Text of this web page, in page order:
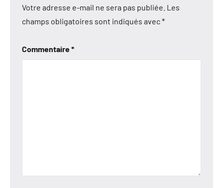
Votre adresse e-mail ne sera pas publiée. Les
champs obligatoires sont indiqués avec*
Commentaire*